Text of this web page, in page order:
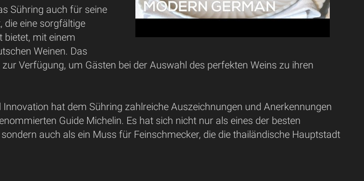
Sühring auch für seine
die eine sorgfältige
bietet, mit einem
Weinen. Das
Verfügung, um Gästen bei der Auswahl des perfekten Weins zu ihren
hat dem Sühring zahlreiche Auszeichnungen und Anerkennungen
Guide Michelin. Es hat sich nicht nur als eines der besten
auch als ein Muss für Feinschmecker, die die thailändische Hauptstadt